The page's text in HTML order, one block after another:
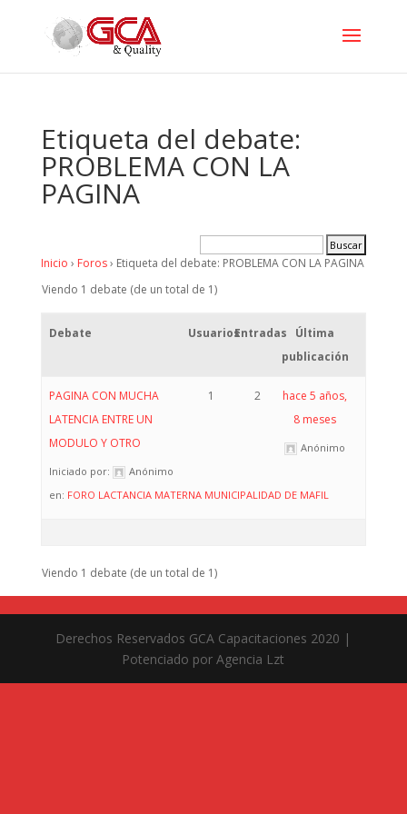
Etiqueta del debate:
PROBLEMA CON LA
PAGINA
Inicio › Foros› Etiqueta del debate: PROBLEMA CON LA PAGINA
Viendo 1 debate (de un total de 1)
Debate UsuariosEntradas
Última
publicación
PAGINA CON MUCHA
LATENCIA ENTRE UN
MODULO Y OTRO
Iniciado por:
Anónimo
en: FORO LACTANCIA MATERNA MUNICIPALIDAD DE MAFIL
1 2
hace 5 años,
8 meses
Anónimo
Viendo 1 debate (de un total de 1)
Derechos Reservados GCA Capacitaciones 2020 |
Potenciado por Agencia Lzt